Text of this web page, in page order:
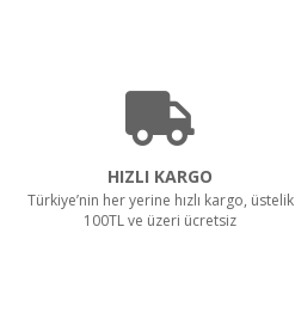
HIZLI KARGO
Türkiye’nin her yerine hızlı kargo, üstelik
100TL ve üzeri ücretsiz